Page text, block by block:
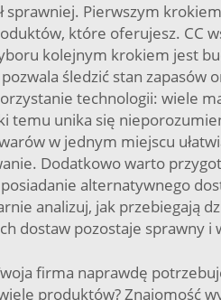
sprawniej. Pierwszym
które oferujesz. CC
kolejnym krokiem jest
śledzić stan zapasów
technologii: wiele
unika się
w jednym miejscu
Dodatkowo warto
alternatywnego
analizuj, jak przebiegają
dostaw pozostaje sprawny i
firma naprawdę
produktów? Znajomość